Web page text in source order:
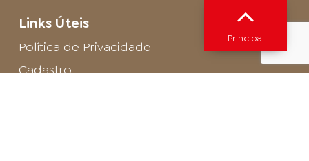
Links Úteis
Política de Privacidade
Cadastro
Principal